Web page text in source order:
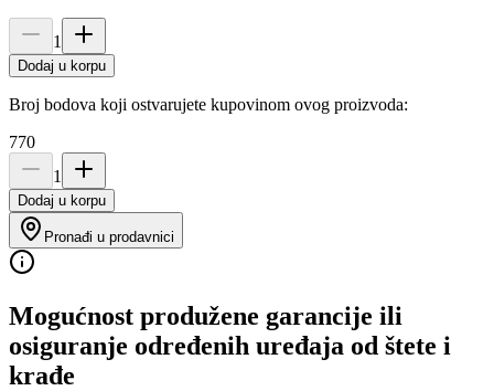
1
Dodaj u korpu
Broj bodova koji ostvarujete kupovinom ovog proizvoda:
770
1
Dodaj u korpu
Pronađi u prodavnici
Mogućnost produžene garancije ili
osiguranje određenih uređaja od štete i
krađe